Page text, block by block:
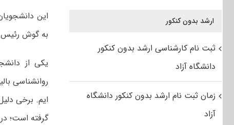
این
به گوش رئیس
یکی از
ایم. برخی
گرفته است؛
ارشد بدون کنکور
ثبت نام کارشناسی ارشد بدون کنکور
دانشگاه آزاد
زمان ثبت نام ارشد بدون کنکور دانشگاه
آزاد